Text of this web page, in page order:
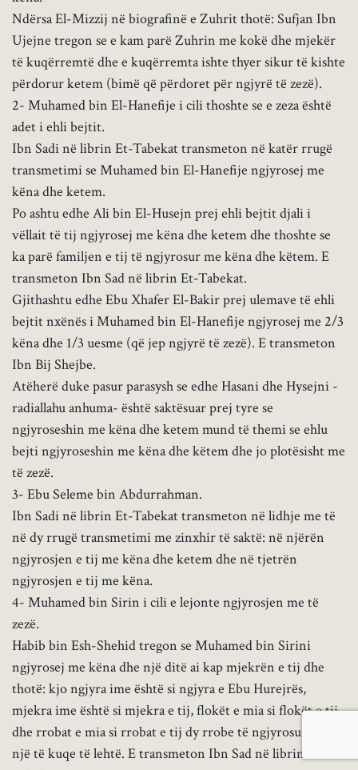
Ndërsa El-Mizzij në biografinë e Zuhrit thotë: Sufjan Ibn
Ujejne tregon se e kam parë Zuhrin me kokë dhe mjekër
të kuqërremtë dhe e kuqërremta ishte thyer sikur të kishte
përdorur ketem (bimë që përdoret për ngjyrë të zezë).
2- Muhamed bin El-Hanefije i cili thoshte se e zeza është
adet i ehli bejtit.
Ibn Sadi në librin Et-Tabekat transmeton në katër rrugë
transmetimi se Muhamed bin El-Hanefije ngjyrosej me
këna dhe ketem.
Po ashtu edhe Ali bin El-Husejn prej ehli bejtit djali i
vëllait të tij ngjyrosej me këna dhe ketem dhe thoshte se
ka parë familjen e tij të ngjyrosur me këna dhe këtem. E
transmeton Ibn Sad në librin Et-Tabekat.
Gjithashtu edhe Ebu Xhafer El-Bakir prej ulemave të ehli
bejtit nxënës i Muhamed bin El-Hanefije ngjyrosej me 2/3
këna dhe 1/3 uesme (që jep ngjyrë të zezë). E transmeton
Ibn Bij Shejbe.
Atëherë duke pasur parasysh se edhe Hasani dhe Hysejni -
radiallahu anhuma- është saktësuar prej tyre se
ngjyroseshin me këna dhe ketem mund të themi se ehlu
bejti ngjyroseshin me këna dhe këtem dhe jo plotësisht me
të zezë.
3- Ebu Seleme bin Abdurrahman.
Ibn Sadi në librin Et-Tabekat transmeton në lidhje me të
në dy rrugë transmetimi me zinxhir të saktë: në njërën
ngjyrosjen e tij me këna dhe ketem dhe në tjetrën
ngjyrosjen e tij me këna.
4- Muhamed bin Sirin i cili e lejonte ngjyrosjen me të
zezë.
Habib bin Esh-Shehid tregon se Muhamed bin Sirini
ngjyrosej me këna dhe një ditë ai kap mjekrën e tij dhe
thotë: kjo ngjyra ime është si ngjyra e Ebu Hurejrës,
mjekra ime është si mjekra e tij, flokët e mia si flokët e tij
dhe rrobat e mia si rrobat e tij dy rrobe të ngjyrosura me
një të kuqe të lehtë. E transmeton Ibn Sad në librin Et-